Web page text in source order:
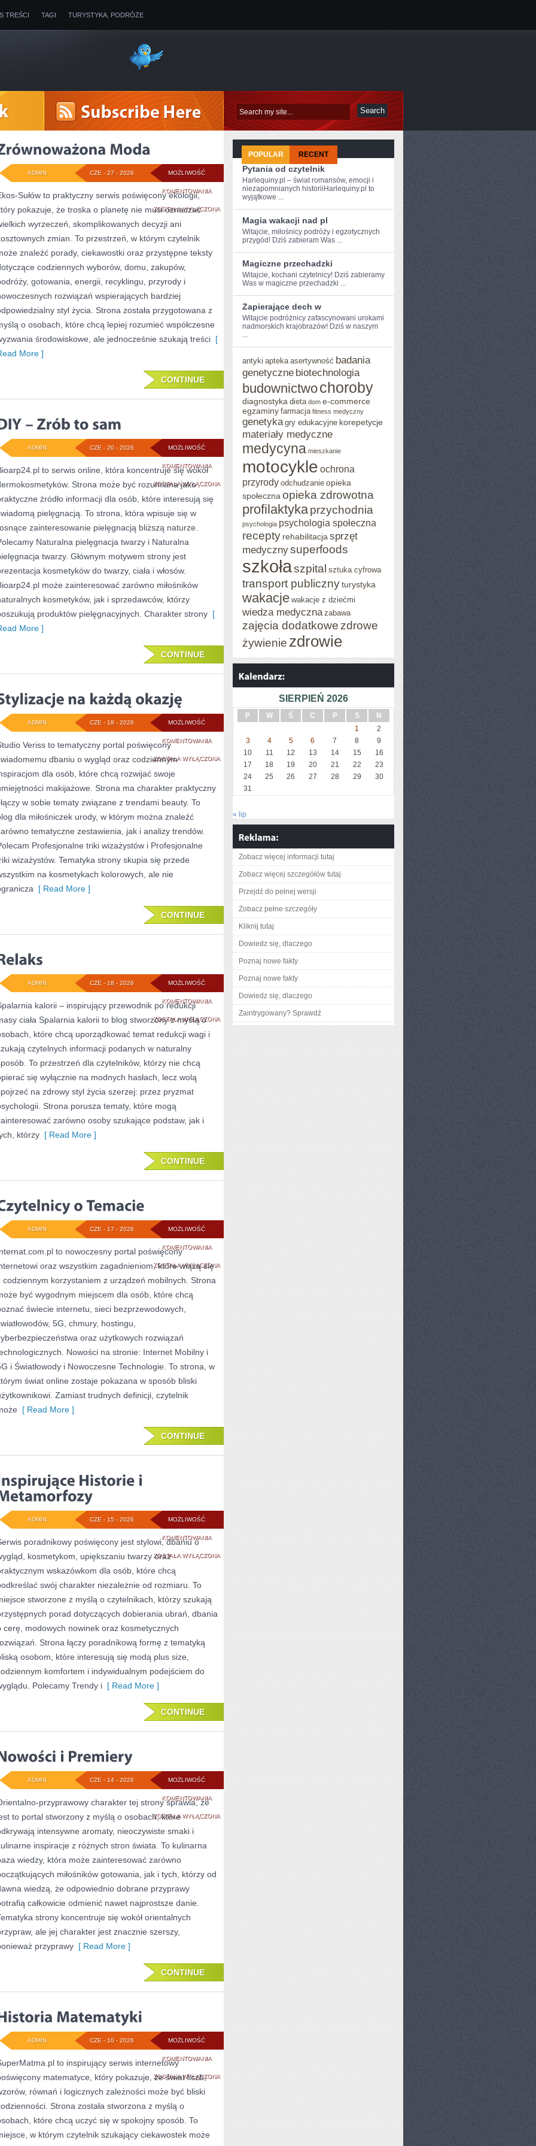
TREŚCI TAGI TURYSTYKA, PODRÓŻE
MOŻLIWOŚĆ
KOMENTOWANIAZRÓWNOWAŻONA
MODA
ZOSTAŁA WYŁĄCZONA
CZE - 27 - 2026
ADMIN
Sułów to praktyczny serwis poświęcony ekologii,
pokazuje, że troska o planetę nie musi oznaczać
wyrzeczeń, skomplikowanych decyzji ani
zmian. To przestrzeń, w którym czytelnik
znaleźć porady, ciekawostki oraz przystępne teksty
codziennych wyborów, domu, zakupów,
gotowania, energii, recyklingu, przyrody i
rozwiązań wspierających bardziej
styl życia. Strona została przygotowana z
o osobach, które chcą lepiej rozumieć współczesne
środowiskowe, ale jednocześnie szukają treści [
More ]
CONTINUE
MOŻLIWOŚĆ
KOMENTOWANIADIY
–
ZRÓB
SAM
ZOSTAŁA WYŁĄCZONA
CZE - 20 - 2026
ADMIN
to serwis online, która koncentruje się wokół
Strona może być rozumiana jako
źródło informacji dla osób, które interesują się
pielęgnacją. To strona, która wpisuje się w
zainteresowanie pielęgnacją bliższą naturze.
Naturalna pielęgnacja twarzy i Naturalna
twarzy. Głównym motywem strony jest
kosmetyków do twarzy, ciała i włosów.
może zainteresować zarówno miłośników
kosmetyków, jak i sprzedawców, którzy
produktów pielęgnacyjnych. Charakter strony [
More ]
CONTINUE
MOŻLIWOŚĆ
KOMENTOWANIASTYLIZACJE
NA
KAŻDĄ
OKAZJĘ
ZOSTAŁA WYŁĄCZONA
CZE - 19 - 2026
ADMIN
Veriss to tematyczny portal poświęcony
dbaniu o wygląd oraz codziennym
dla osób, które chcą rozwijać swoje
makijażowe. Strona ma charakter praktyczny
w sobie tematy związane z trendami beauty. To
dla miłośniczek urody, w którym można znaleźć
tematyczne zestawienia, jak i analizy trendów.
Profesjonalne triki wizażystów i Profesjonalne
wizażystów. Tematyka strony skupia się przede
na kosmetykach kolorowych, ale nie
[ Read More ]
CONTINUE
MOŻLIWOŚĆ
KOMENTOWANIARELAKS
ZOSTAŁA WYŁĄCZONA
CZE - 18 - 2026
ADMIN
kalorii – inspirujący przewodnik po redukcji
ciała Spalarnia kalorii to blog stworzony z myślą o
które chcą uporządkować temat redukcji wagi i
czytelnych informacji podanych w naturalny
To przestrzeń dla czytelników, którzy nie chcą
się wyłącznie na modnych hasłach, lecz wolą
na zdrowy styl życia szerzej: przez pryzmat
Strona porusza tematy, które mogą
zarówno osoby szukające podstaw, jak i
którzy [ Read More ]
CONTINUE
MOŻLIWOŚĆ
KOMENTOWANIACZYTELNICY
O
TEMACIE
ZOSTAŁA WYŁĄCZONA
CZE - 17 - 2026
ADMIN
to nowoczesny portal poświęcony
oraz wszystkim zagadnieniom, które wiążą się
codziennym korzystaniem z urządzeń mobilnych. Strona
być wygodnym miejscem dla osób, które chcą
świecie internetu, sieci bezprzewodowych,
5G, chmury, hostingu,
oraz użytkowych rozwiązań
Nowości na stronie: Internet Mobilny i
i Światłowody i Nowoczesne Technologie. To strona, w
świat online zostaje pokazana w sposób bliski
Zamiast trudnych definicji, czytelnik
[ Read More ]
CONTINUE
MOŻLIWOŚĆ
KOMENTOWANIAINSPIRUJĄCE
HISTORIE
METAMORFOZY
ZOSTAŁA WYŁĄCZONA
CZE - 15 - 2026
ADMIN
poradnikowy poświęcony jest stylowi, dbaniu o
kosmetykom, upiększaniu twarzy oraz
wskazówkom dla osób, które chcą
swój charakter niezależnie od rozmiaru. To
stworzone z myślą o czytelnikach, którzy szukają
porad dotyczących dobierania ubrań, dbania
cerę, modowych nowinek oraz kosmetycznych
Strona łączy poradnikową formę z tematyką
osobom, które interesują się modą plus size,
komfortem i indywidualnym podejściem do
Polecamy Trendy i [ Read More ]
CONTINUE
MOŻLIWOŚĆ
KOMENTOWANIANOWOŚCI
I
PREMIERY
ZOSTAŁA WYŁĄCZONA
CZE - 14 - 2026
ADMIN
przyprawowy charakter tej strony sprawia, że
to portal stworzony z myślą o osobach, które
intensywne aromaty, nieoczywiste smaki i
inspiracje z różnych stron świata. To kulinarna
wiedzy, która może zainteresować zarówno
miłośników gotowania, jak i tych, którzy od
wiedzą, że odpowiednio dobrane przyprawy
całkowicie odmienić nawet najprostsze danie.
strony koncentruje się wokół orientalnych
ale jej charakter jest znacznie szerszy,
przyprawy [ Read More ]
CONTINUE
MOŻLIWOŚĆ
KOMENTOWANIAHISTORIA
MATEMATYKI
ZOSTAŁA WYŁĄCZONA
CZE - 10 - 2026
ADMIN
to inspirujący serwis internetowy
matematyce, który pokazuje, że świat liczb,
równań i logicznych zależności może być bliski
Strona została stworzona z myślą o
które chcą uczyć się w spokojny sposób. To
w którym czytelnik szukający ciekawostek może
POPULAR RECENT
Pytania od czytelnik
Harlequiny.pl – świat romansów, emocji i
niezapomnianych historiiHarlequiny.pl to
wyjątkowe ...
Magia wakacji nad pl
Witajcie, miłośnicy podróży ⁤i egzotycznych
przygód! Dziś zabieram Was ...
Magiczne przechadzki
Witajcie, kochani ⁤czytelnicy! Dziś zabieramy
Was w magiczne przechadzki ...
Zapierające dech w
Witajcie podróżnicy zafascynowani urokami
nadmorskich krajobrazów! Dziś w ⁣naszym
...
antyki apteka asertywność badania
genetyczne biotechnologia
budownictwochoroby
diagnostyka dieta dom e-commerce
egzaminy farmacja fitness medyczny
genetyka gry edukacyjne korepetycje
materiały medyczne
medycyna mieszkanie
motocykle ochrona
przyrody odchudzanie opieka
społeczna opieka zdrowotna
profilaktykaprzychodnia
psychologia psychologia społeczna
recepty rehabilitacja sprzęt
medycznysuperfoods
szkołaszpital sztuka cyfrowa
transport publicznyturystyka
wakacje wakacje z dziećmi
wiedza medyczna zabawa
zajęcia dodatkowe zdrowe
żywienie zdrowie
SIERPIEŃ 2026
P W Ś C P S
N
1
2
3
4 5 6 7 8
9
10
11 12 13 14 15
16
17
18 19 20 21 22
23
24
25 26 27 28 29
30
31
« lip
Zobacz więcej informacji tutaj
Zobacz więcej szczegółów tutaj
Przejdź do pełnej wersji
Zobacz pełne szczegóły
Kliknij tutaj
Dowiedz się, dlaczego
Poznaj nowe fakty
Poznaj nowe fakty
Dowiedz się, dlaczego
Zaintrygowany? Sprawdź